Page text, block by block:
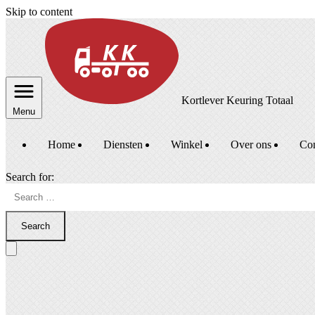
Skip to content
Menu
Kortlever Keuring Totaal
Home Diensten Winkel Over ons
Search for:
Search